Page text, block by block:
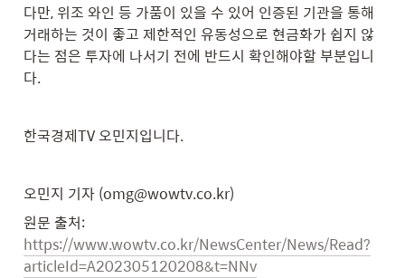
다만, 위조 와인 등 가품이 있을 수 있어 인증된 기관을 통해
거래하는 것이 좋고 제한적인 유동성으로 현금화가 쉽지 않
다는 점은 투자에 나서기 전에 반드시 확인해야할 부분입니
다.
한국경제TV 오민지입니다.
오민지 기자 (omg@wowtv.co.kr)
https://www.wowtv.co.kr/NewsCenter/News/Read?
articleId=A202305120208&t=NNv